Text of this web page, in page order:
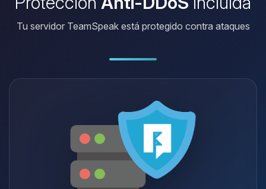
Tu servidor TeamSpeak está protegido contra ataques